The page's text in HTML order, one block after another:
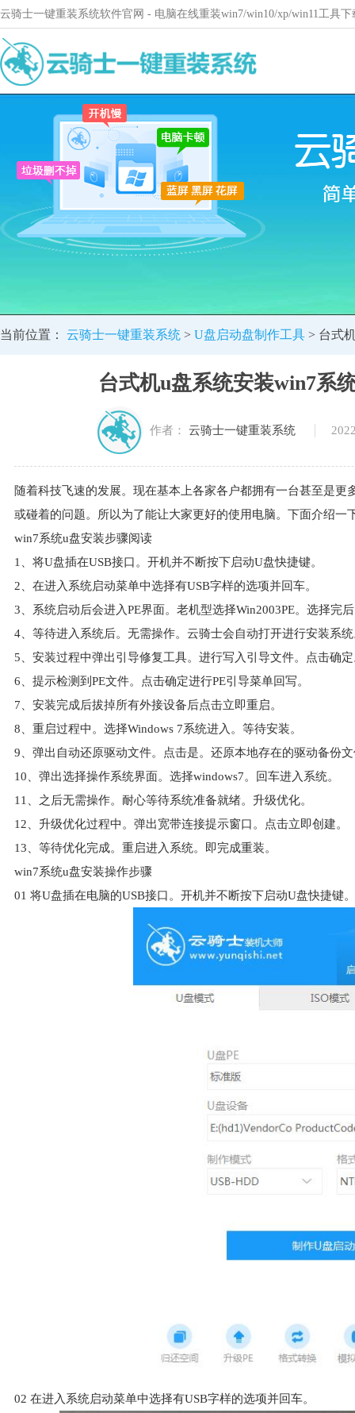
云骑士一键重装系统软件官网 - 电脑在线重装win7/win10/xp/win11工具
当前位置： 云骑士一键重装系统 > U盘启动盘制作工具 > 台式
台式机u盘系统安装win7系
作者： 云骑士一键重装系统
随着科技飞速的发展。现在基本上各家各户都拥有一台甚至是
或碰着的问题。所以为了能让大家更好的使用电脑。下面介绍一
win7系统u盘安装步骤阅读
1、将U盘插在USB接口。开机并不断按下启动U盘快捷键。
2、在进入系统启动菜单中选择有USB字样的选项并回车。
3、系统启动后会进入PE界面。老机型选择Win2003PE。选择完
4、等待进入系统后。无需操作。云骑士会自动打开进行安装系
5、安装过程中弹出引导修复工具。进行写入引导文件。点击确
6、提示检测到PE文件。点击确定进行PE引导菜单回写。
7、安装完成后拔掉所有外接设备后点击立即重启。
8、重启过程中。选择Windows 7系统进入。等待安装。
9、弹出自动还原驱动文件。点击是。还原本地存在的驱动备份
10、弹出选择操作系统界面。选择windows7。回车进入系统。
11、之后无需操作。耐心等待系统准备就绪。升级优化。
12、升级优化过程中。弹出宽带连接提示窗口。点击立即创建。
13、等待优化完成。重启进入系统。即完成重装。
win7系统u盘安装操作步骤
01 将U盘插在电脑的USB接口。开机并不断按下启动U盘快捷键
02 在进入系统启动菜单中选择有USB字样的选项并回车。